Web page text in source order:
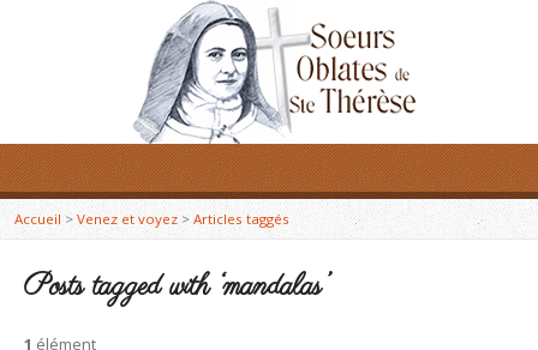
Accueil> Venez et voyez > Articles taggés
Posts tagged with ‘mandalas’
1 élément